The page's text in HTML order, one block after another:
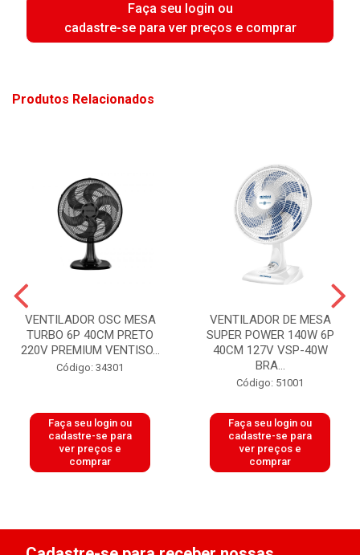
Faça seu login ou
cadastre-se para ver preços e comprar
Produtos Relacionados
VENTILADOR OSC MESA
TURBO 6P 40CM PRETO
220V PREMIUM VENTISO...
Código: 34301
Faça seu login ou
cadastre-se para
ver preços e
comprar
VENTILADOR DE MESA
SUPER POWER 140W 6P
40CM 127V VSP-40W
BRA...
Código: 51001
Faça seu login ou
cadastre-se para
ver preços e
comprar